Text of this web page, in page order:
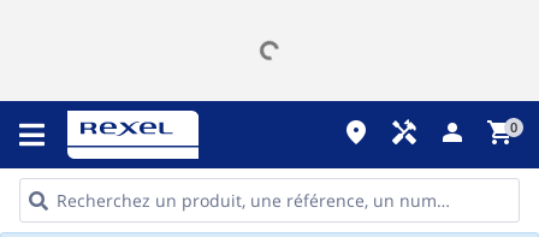
place handyman person shopping_cart0